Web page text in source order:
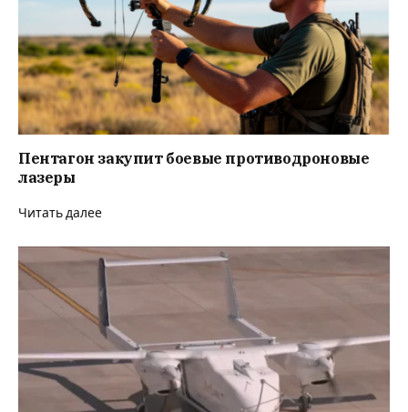
Пентагон закупит боевые противодроновые
лазеры
Читать далее